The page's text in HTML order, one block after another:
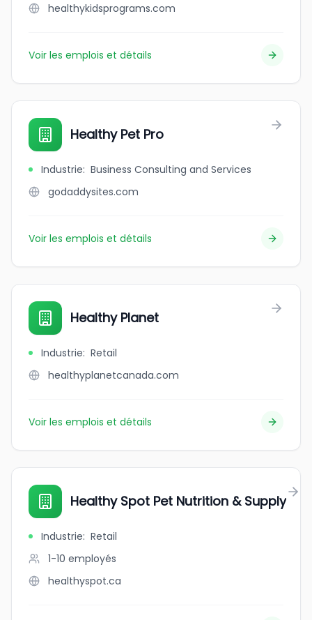
healthykidsprograms.com
Voir les emplois et détails
Healthy Pet Pro
Industrie: Business Consulting and Services
godaddysites.com
Voir les emplois et détails
Healthy Planet
Industrie: Retail
healthyplanetcanada.com
Voir les emplois et détails
Healthy Spot Pet Nutrition & Supply
Industrie: Retail
1-10 employés
healthyspot.ca